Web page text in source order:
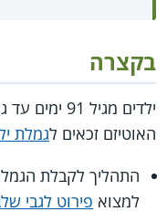
בקצרה
האוטיזם זכאים לגמלת
התהליך לקבלת
למצוא פירוט לגבי